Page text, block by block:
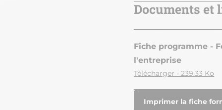
Documents et
Fiche programme -
l'entreprise
Télécharger - 239.33 Ko
Imprimer la fiche